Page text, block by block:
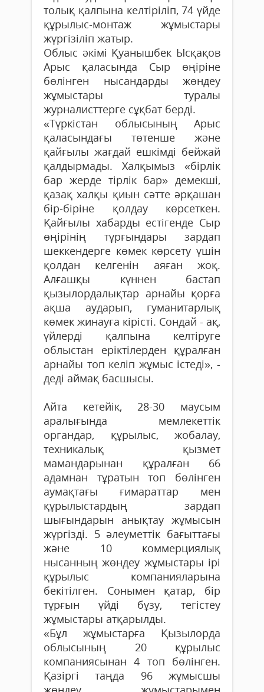
толық қалпына келтіріліп, 74 үйде
құрылыс-монтаж жұмыстары
жүргізіліп жатыр.
Облыс әкімі Қуанышбек Ысқақов
Арыс қаласында Сыр өңіріне
бөлінген нысандарды жөндеу
жұмыстары туралы
журналисттерге сұқбат берді.
«Түркістан облысының Арыс
қаласындағы төтенше және
қайғылы жағдай ешкімді бейжай
қалдырмады. Халқымыз «бірлік
бар жерде тірлік бар» демекші,
қазақ халқы қиын сәтте әрқашан
бір-біріне қолдау көрсеткен.
Қайғылы хабарды естігенде Сыр
өңірінің тұрғындары зардап
шеккендерге көмек көрсету үшін
қолдан келгенін аяған жоқ.
Алғашқы күннен бастап
қызылордалықтар арнайы қорға
ақша аударып, гуманитарлық
көмек жинауға кірісті. Сондай - ақ,
үйлерді қалпына келтіруге
облыстан еріктілерден құралған
арнайы топ келіп жұмыс істеді», -
деді аймақ басшысы.
Айта кетейік, 28-30 маусым
аралығында мемлекеттік
органдар, құрылыс, жобалау,
техникалық қызмет
мамандарынан құралған 66
адамнан тұратын топ бөлінген
аумақтағы ғимараттар мен
құрылыстардың зардап
шығындарын анықтау жұмысын
жүргізді. 5 әлеуметтік бағыттағы
және 10 коммерциялық
нысанның жөндеу жұмыстары ірі
құрылыс компанияларына
бекітілген. Сонымен қатар, бір
тұрғын үйді бұзу, тегістеу
жұмыстары атқарылды.
«Бұл жұмыстарға Қызылорда
облысының 20 құрылыс
компаниясынан 4 топ бөлінген.
Қазіргі таңда 96 жұмысшы